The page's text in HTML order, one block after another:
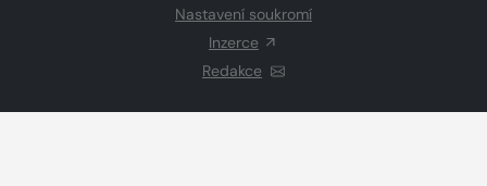
Nastavení soukromí
Inzerce
Redakce